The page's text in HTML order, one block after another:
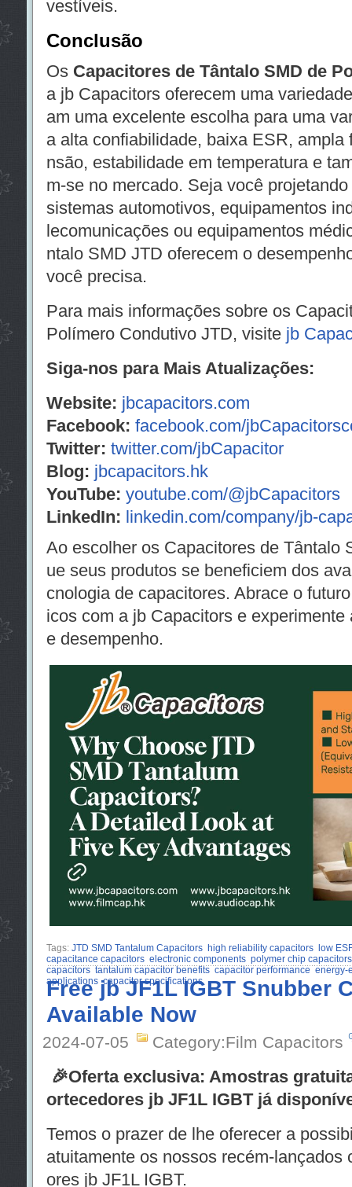
vestíveis.
Conclusão
Os Capacitores de Tântalo SMD de
a jb Capacitors oferecem uma
am uma excelente escolha para uma
a alta confiabilidade, baixa ESR, ampla
nsão, estabilidade em temperatura e
m-se no mercado. Seja você
sistemas automotivos, equipamentos
lecomunicações ou equipamentos
ntalo SMD JTD oferecem o
você precisa.
Para mais informações sobre os
Polímero Condutivo JTD, visite jb
Siga-nos para Mais Atualizações:
Website: jbcapacitors.com
Facebook: facebook.com/
Twitter: twitter.com/jbCapacitor
Blog: jbcapacitors.hk
YouTube: youtube.com/@jbCapacitors
LinkedIn: linkedin.com/company/jb-
Ao escolher os Capacitores de Tântalo
ue seus produtos se beneficiem dos
cnologia de capacitores. Abrace o
icos com a jb Capacitors e
e desempenho.
Tags: JTD SMD Tantalum Capacitors high reliability capacitors
low
capacitance capacitors electronic components polymer chip capacitors
capacitors tantalum capacitor benefits capacitor performance energy-
applications capacitor specifications
Free jb JF1L IGBT Snubber
Available Now
2024-07-05 Category:Film Capacitors
🎉Oferta exclusiva: Amostras
ortecedores jb JF1L IGBT já
Temos o prazer de lhe oferecer a
atuitamente os nossos recém-lançados
ores jb JF1L IGBT.